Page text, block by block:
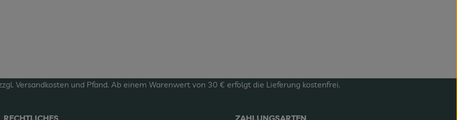
Versandkosten und Pfand. Ab einem Warenwert von 30 € erfolgt die Lieferung kostenfrei.
RECHTLICHES ZAHLUNGSARTEN